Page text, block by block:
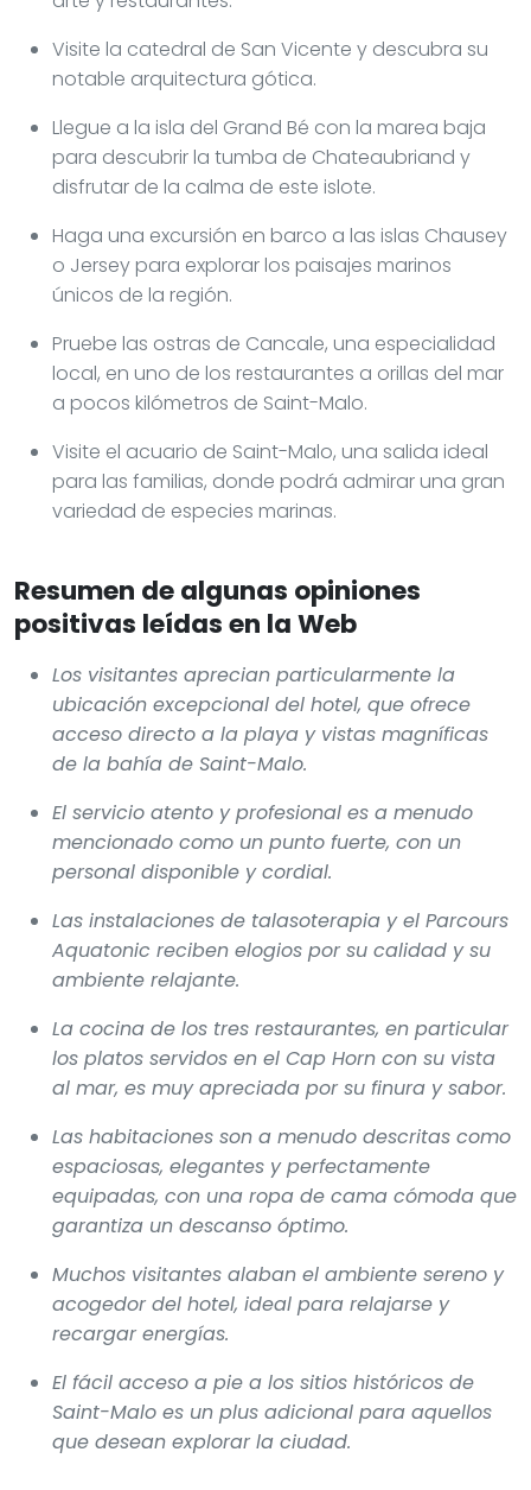
Visite la catedral de San Vicente y descubra su
notable arquitectura gótica.
Llegue a la isla del Grand Bé con la marea baja
para descubrir la tumba de Chateaubriand y
disfrutar de la calma de este islote.
Haga una excursión en barco a las islas Chausey
o Jersey para explorar los paisajes marinos
únicos de la región.
Pruebe las ostras de Cancale, una especialidad
local, en uno de los restaurantes a orillas del mar
a pocos kilómetros de Saint-Malo.
Visite el acuario de Saint-Malo, una salida ideal
para las familias, donde podrá admirar una gran
variedad de especies marinas.
Resumen de algunas opiniones
positivas leídas en la Web
Los visitantes aprecian particularmente la
ubicación excepcional del hotel, que ofrece
acceso directo a la playa y vistas magníficas
de la bahía de Saint-Malo.
El servicio atento y profesional es a menudo
mencionado como un punto fuerte, con un
personal disponible y cordial.
Las instalaciones de talasoterapia y el Parcours
Aquatonic reciben elogios por su calidad y su
ambiente relajante.
La cocina de los tres restaurantes, en particular
los platos servidos en el Cap Horn con su vista
al mar, es muy apreciada por su finura y sabor.
Las habitaciones son a menudo descritas como
espaciosas, elegantes y perfectamente
equipadas, con una ropa de cama cómoda que
garantiza un descanso óptimo.
Muchos visitantes alaban el ambiente sereno y
acogedor del hotel, ideal para relajarse y
recargar energías.
El fácil acceso a pie a los sitios históricos de
Saint-Malo es un plus adicional para aquellos
que desean explorar la ciudad.